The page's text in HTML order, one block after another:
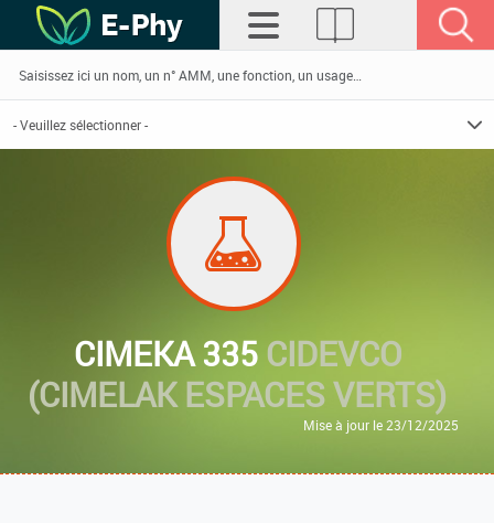
CIMEKA 335CIDEVCO
(CIMELAK ESPACES VERTS)
Mise à jour le 23/12/2025